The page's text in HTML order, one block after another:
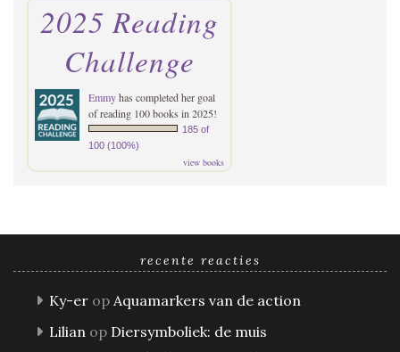
2025 Reading
Challenge
Emmyhas completed her goal
of reading 100 books in 2025!
185 of
100 (100%)
view books
recente reacties
Ky-er op Aquamarkers van de action
Lilian op Diersymboliek: de muis